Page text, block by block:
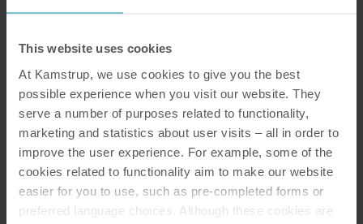
This website uses cookies
At Kamstrup, we use cookies to give you the best
possible experience when you visit our website. They
serve a number of purposes related to functionality,
marketing and statistics about user visits – all in order to
improve the user experience. For example, some of the
cookies related to functionality aim to make our website
easier for you to use, such as pre-completed forms or
preferred language choices. Although these cookies are
målere, systemer og processer er designet på en
højeste niveau.
Kontakt os for at høre mere